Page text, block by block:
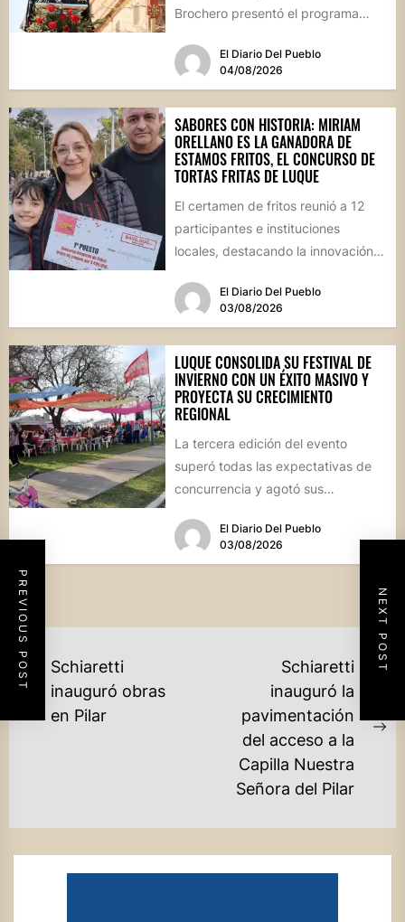
PREVIOUS POST NEXT POST
Brochero presentó el programa
El Diario Del Pueblo
04/08/2026
SABORES CON HISTORIA: MIRIAM
ORELLANO ES LA GANADORA DE
ESTAMOS FRITOS, EL CONCURSO DE
TORTAS FRITAS DE LUQUE
El certamen de fritos reunió a 12
participantes e instituciones
locales, destacando la innovación
El Diario Del Pueblo
03/08/2026
LUQUE CONSOLIDA SU FESTIVAL DE
INVIERNO CON UN ÉXITO MASIVO Y
PROYECTA SU CRECIMIENTO
REGIONAL
La tercera edición del evento
superó todas las expectativas de
concurrencia y agotó sus
marco, el...El Diario Del Pueblo
03/08/2026
NAVEGACIÓN
DE
ENTRADAS
Previous
post:
Schiaretti
inauguró obras
en Pilar
Schiaretti
inauguró la
pavimentación
del acceso a la
Capilla Nuestra
Señora del Pilar